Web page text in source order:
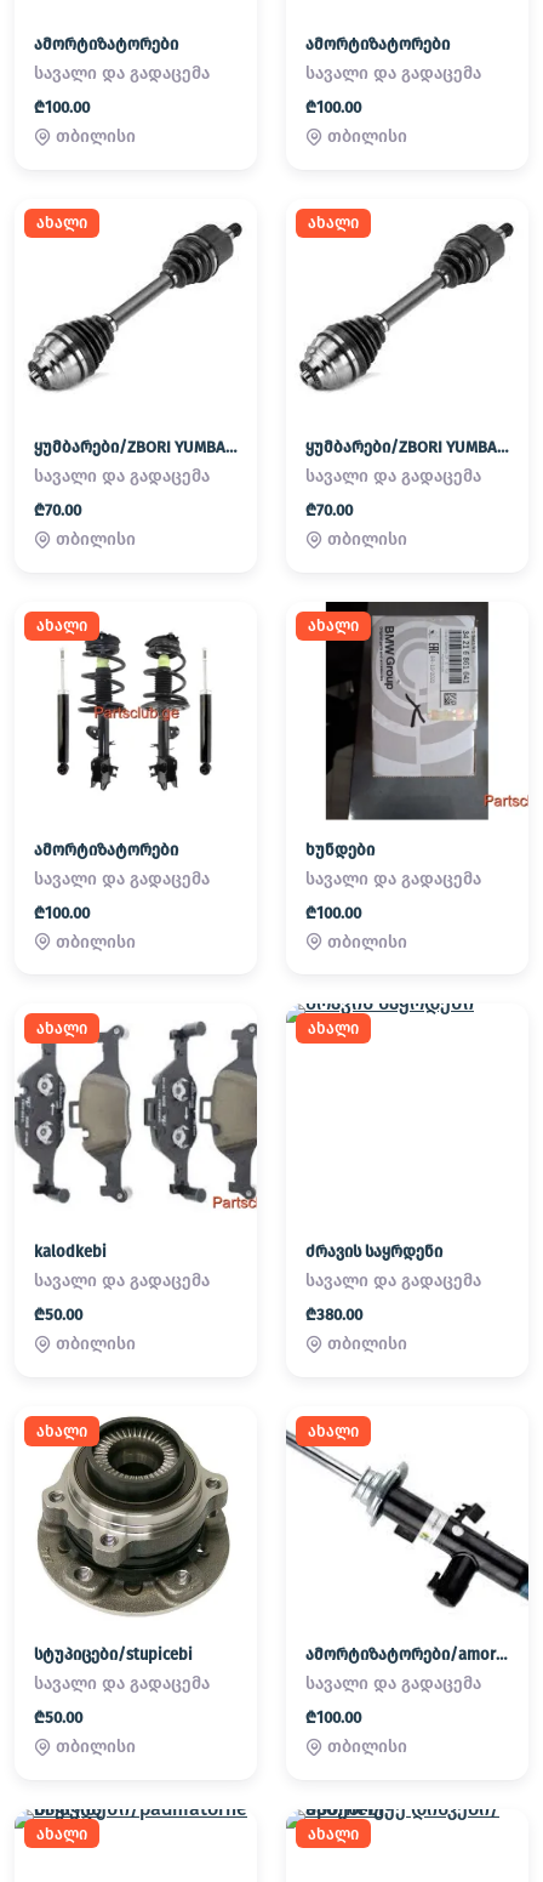
ამორტიზატორები
სავალი და გადაცემა
₾100.00
თბილისი
ამორტიზატორები
სავალი და გადაცემა
₾100.00
თბილისი
ახალი
ყუმბარები/ZBORI YUMBAREBI
სავალი და გადაცემა
₾70.00
თბილისი
ახალი
ყუმბარები/ZBORI YUMBAREBI
სავალი და გადაცემა
₾70.00
თბილისი
ახალი
ამორტიზატორები
სავალი და გადაცემა
₾100.00
თბილისი
ახალი
ხუნდები
სავალი და გადაცემა
₾100.00
თბილისი
ახალი
kalodkebi
სავალი და გადაცემა
₾50.00
თბილისი
ახალი
ძრავის საყრდენი
სავალი და გადაცემა
₾380.00
თბილისი
ახალი
სტუპიცები/stupicebi
სავალი და გადაცემა
₾50.00
თბილისი
ახალი
ამორტიზატორები/amortizatorebi
სავალი და გადაცემა
₾100.00
თბილისი
ახალი ახალი